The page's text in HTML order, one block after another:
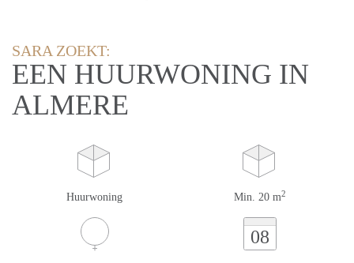
SARA ZOEKT:
EEN HUURWONING IN
ALMERE
Huurwoning Min. 20 m2
08